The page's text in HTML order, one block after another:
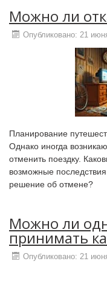
Можно ли
Опубликовано: 21
Планирование
Однако иногда
отменить поездку.
возможные
решение об отмене?
Можно ли
принимать
Опубликовано: 21